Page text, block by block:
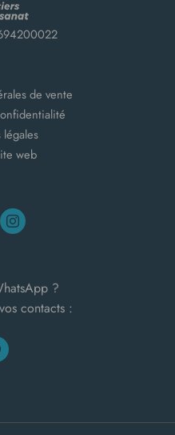
de vente
web
?
contacts :